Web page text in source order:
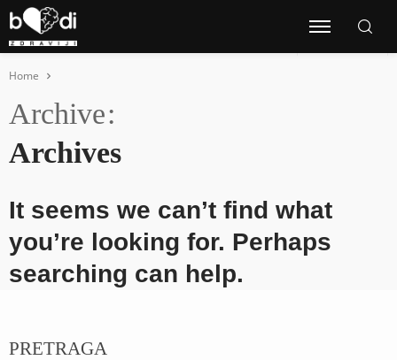
Home
Archive
Archives
It seems we can’t find what
you’re looking for. Perhaps
searching can help.
PRETRAGA